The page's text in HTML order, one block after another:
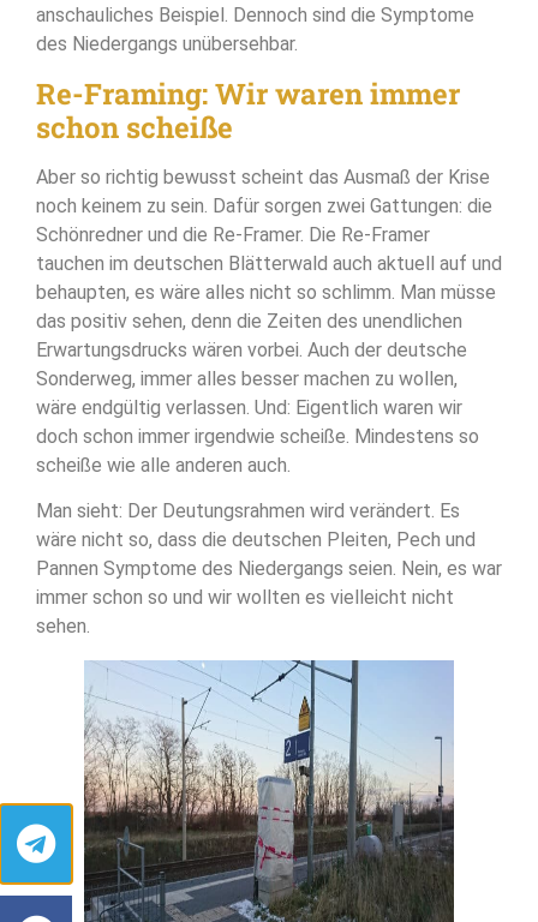
anschauliches Beispiel. Dennoch sind die Symptome
des Niedergangs unübersehbar.
Re-Framing: Wir waren immer
schon scheiße
Aber so richtig bewusst scheint das Ausmaß der Krise
noch keinem zu sein. Dafür sorgen zwei Gattungen: die
Schönredner und die Re-Framer. Die Re-Framer
tauchen im deutschen Blätterwald auch aktuell auf und
behaupten, es wäre alles nicht so schlimm. Man müsse
das positiv sehen, denn die Zeiten des unendlichen
Erwartungsdrucks wären vorbei. Auch der deutsche
Sonderweg, immer alles besser machen zu wollen,
wäre endgültig verlassen. Und: Eigentlich waren wir
doch schon immer irgendwie scheiße. Mindestens so
scheiße wie alle anderen auch.
Man sieht: Der Deutungsrahmen wird verändert. Es
wäre nicht so, dass die deutschen Pleiten, Pech und
Pannen Symptome des Niedergangs seien. Nein, es war
immer schon so und wir wollten es vielleicht nicht
sehen.